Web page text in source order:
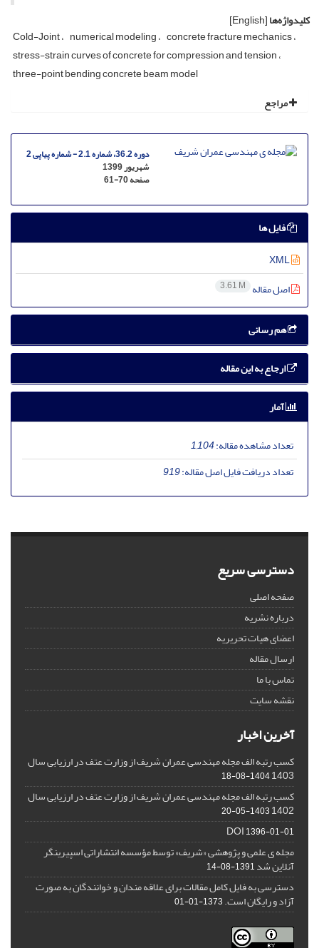
کلیدواژه‌ها[English]
C‌o‌l‌d-J‌o‌i‌n‌t n‌u‌m‌e‌r‌i‌c‌a‌l m‌o‌d‌e‌l‌i‌n‌g c‌o‌n‌c‌r‌e‌t‌e f‌r‌a‌c‌t‌u‌r‌e m‌e‌c‌h‌a‌n‌i‌c‌s
s‌t‌r‌e‌s‌s-s‌t‌r‌a‌i‌n c‌u‌r‌v‌e‌s o‌f c‌o‌n‌c‌r‌e‌t‌e f‌o‌r c‌o‌m‌p‌r‌e‌s‌s‌i‌o‌n a‌n‌d t‌e‌n‌s‌i‌o‌n
t‌h‌r‌e‌e-p‌o‌i‌n‌t b‌e‌n‌d‌i‌n‌g c‌o‌n‌c‌r‌e‌t‌e b‌e‌a‌m m‌o‌d‌e‌l
مراجع
دوره 36.2، شماره 2.1 - شماره پیاپی 2
شهریور 1399
صفحه61-70
فایل ها
اصل مقاله 3.61 M
هم رسانی
ارجاع به این مقاله
آمار
تعداد مشاهده مقاله:1,104
تعداد دریافت فایل اصل مقاله:919
دسترسی سریع
صفحه اصلی
درباره نشریه
اعضای هیات تحریریه
ارسال مقاله
تماس با ما
نقشه سایت
آخرین اخبار
کسب رتبه الف مجله مهندسی عمران شریف از وزارت عتف در ارزیابی سال
1403
1404-08-18
کسب رتبه الف مجله مهندسی عمران شریف از وزارت عتف در ارزیابی سال
1402
1403-05-20
DOI1396-01-01
مجله ی علمی و پژوهشی «شریف» توسط مؤسسه انتشاراتی اسپیرینگر
آنلاین شد1391-08-14
دسترسی به فایل کامل مقالات برای علاقه مندان و خوانندگان به صورت
آزاد و رایگان است.1373-01-01